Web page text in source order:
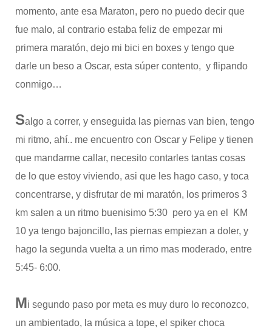
momento, ante esa Maraton, pero no puedo decir que
fue malo, al contrario estaba feliz de empezar mi
primera maratón, dejo mi bici en boxes y tengo que
darle un beso a Oscar, esta súper contento, y flipando
conmigo…
Salgo a correr, y enseguida las piernas van bien, tengo
mi ritmo, ahí.. me encuentro con Oscar y Felipe y tienen
que mandarme callar, necesito contarles tantas cosas
de lo que estoy viviendo, asi que les hago caso, y toca
concentrarse, y disfrutar de mi maratón, los primeros 3
km salen a un ritmo buenisimo 5:30 pero ya en el KM
10 ya tengo bajoncillo, las piernas empiezan a doler, y
hago la segunda vuelta a un rimo mas moderado, entre
5:45- 6:00.
Mi segundo paso por meta es muy duro lo reconozco,
un ambientado, la música a tope, el spiker choca